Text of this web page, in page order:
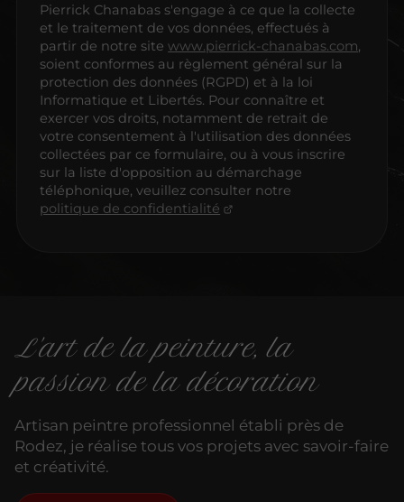
Pierrick Chanabas s'engage à ce que la collecte
et le traitement de vos données, effectués à
partir de notre sitewww.pierrick-chanabas.com,
soient conformes au règlement général sur la
protection des données (RGPD) et à la loi
Informatique et Libertés. Pour connaître et
exercer vos droits, notamment de retrait de
votre consentement à l'utilisation des données
collectées par ce formulaire, ou à vous inscrire
sur la liste d'opposition au démarchage
téléphonique, veuillez consulter notre
politique de confidentialité
L'art de la peinture, la
passion de la décoration
Artisan peintre professionnel établi près de
Rodez, je réalise tous vos projets avec savoir-faire
et créativité.